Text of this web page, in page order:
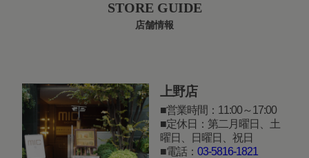
STORE GUIDE
店舗情報
上野店
営業時間：11:00～17:00
定休日：第二月曜日、土
曜日、日曜日、祝日
電話： 03-5816-1821